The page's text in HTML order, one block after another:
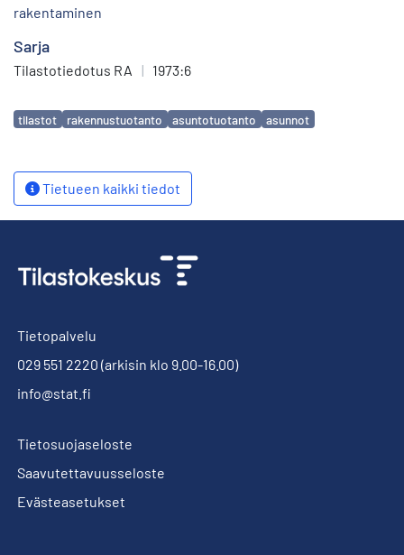
rakentaminen
Sarja
Tilastotiedotus RA | 1973:6
Avainsanat
tilastot rakennustuotanto asuntotuotanto asunnot
Tietueen kaikki tiedot
Tietopalvelu
029 551 2220 (arkisin klo 9.00-16.00)
info@stat.fi
Tietosuojaseloste
Saavutettavuusseloste
Evästeasetukset